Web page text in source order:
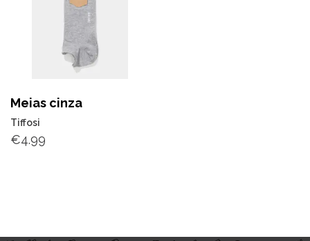
Meias cinza
Tiffosi
€4.99